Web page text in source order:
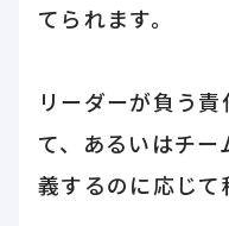
てられます。
リーダーが負う
て、あるいはチ
義するのに応じて